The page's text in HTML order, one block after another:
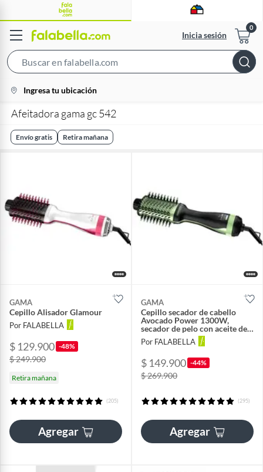
Inicia sesión
Bar
location-
icon
Ingresa tu ubicación
Afeitadora gama gc 542
Envío gratis Retira mañana
GAMA
Cepillo Alisador Glamour
Por FALABELLA
$ 129.900 -48%
$ 249.900
Retira mañana
(205)
Agregar
GAMA
Cepillo secador de cabello
Avocado Power 1300W,
secador de pelo con aceite de
aguacate y 3 temperaturas
Por FALABELLA
$ 149.900 -44%
$ 269.900
(295)
Agregar